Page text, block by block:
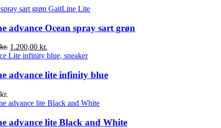
advance Ocean spray sart grøn
kr. Den
oprindelige
var:
1.699,00 kr..
1.200,00 kr.
aktuelle
er:
1.200,00 kr..
advance lite infinity blue
kr.
advance lite Black and White